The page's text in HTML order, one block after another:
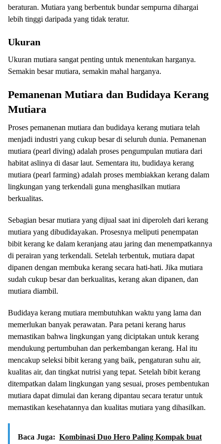
beraturan. Mutiara yang berbentuk bundar sempurna dihargai
lebih tinggi daripada yang tidak teratur.
Ukuran
Ukuran mutiara sangat penting untuk menentukan harganya.
Semakin besar mutiara, semakin mahal harganya.
Pemanenan Mutiara dan Budidaya Kerang
Mutiara
Proses pemanenan mutiara dan budidaya kerang mutiara telah
menjadi industri yang cukup besar di seluruh dunia. Pemanenan
mutiara (pearl diving) adalah proses pengumpulan mutiara dari
habitat aslinya di dasar laut. Sementara itu, budidaya kerang
mutiara (pearl farming) adalah proses membiakkan kerang dalam
lingkungan yang terkendali guna menghasilkan mutiara
berkualitas.
Sebagian besar mutiara yang dijual saat ini diperoleh dari kerang
mutiara yang dibudidayakan. Prosesnya meliputi penempatan
bibit kerang ke dalam keranjang atau jaring dan menempatkannya
di perairan yang terkendali. Setelah terbentuk, mutiara dapat
dipanen dengan membuka kerang secara hati-hati. Jika mutiara
sudah cukup besar dan berkualitas, kerang akan dipanen, dan
mutiara diambil.
Budidaya kerang mutiara membutuhkan waktu yang lama dan
memerlukan banyak perawatan. Para petani kerang harus
memastikan bahwa lingkungan yang diciptakan untuk kerang
mendukung pertumbuhan dan perkembangan kerang. Hal itu
mencakup seleksi bibit kerang yang baik, pengaturan suhu air,
kualitas air, dan tingkat nutrisi yang tepat. Setelah bibit kerang
ditempatkan dalam lingkungan yang sesuai, proses pembentukan
mutiara dapat dimulai dan kerang dipantau secara teratur untuk
memastikan kesehatannya dan kualitas mutiara yang dihasilkan.
Baca Juga: Kombinasi Duo Hero Paling Kompak buat